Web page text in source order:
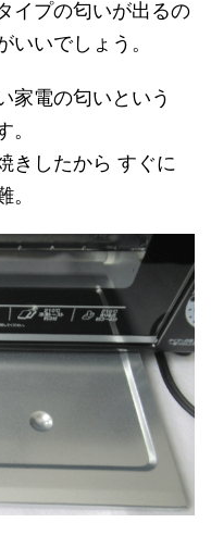
イプの匂いが出るの
いいでしょう。
家電の匂いという
きしたから すぐに